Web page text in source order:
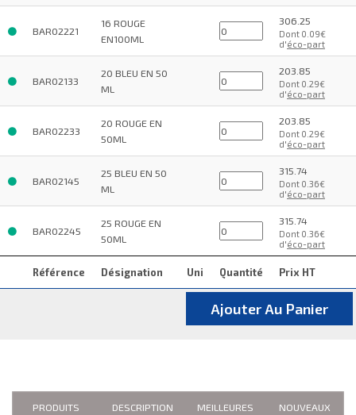
Référence Désignation Uni Quantité Prix HT
BAR02221
16 ROUGE
EN100ML
306.25
Dont 0.09€
d'éco-part
BAR02133
20 BLEU EN 50
ML
203.85
Dont 0.29€
d'éco-part
BAR02233
20 ROUGE EN
50ML
203.85
Dont 0.29€
d'éco-part
BAR02145
25 BLEU EN 50
ML
315.74
Dont 0.36€
d'éco-part
BAR02245
25 ROUGE EN
50ML
315.74
Dont 0.36€
d'éco-part
Ajouter Au Panier
PRODUITS
DESCRIPTION
MEILLEURES
NOUVEAUX